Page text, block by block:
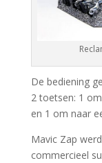
De bediening
2 toetsen: 1
en 1 om naar
Mavic Zap
commercieel